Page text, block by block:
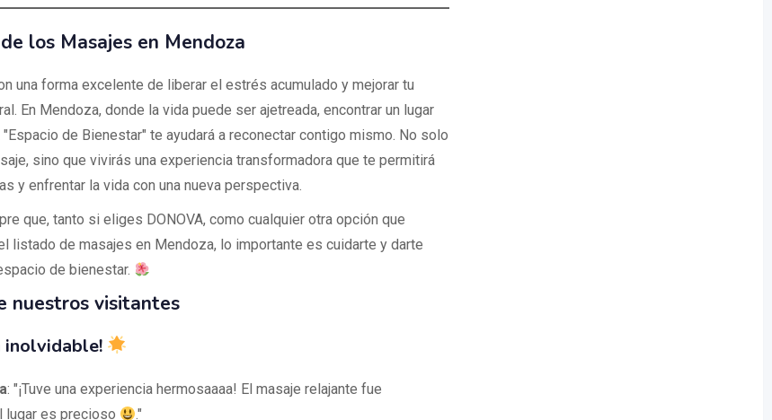
los Masajes en Mendoza
una forma excelente de liberar el estrés acumulado y mejorar tu
En Mendoza, donde la vida puede ser ajetreada, encontrar un lugar
"Espacio de Bienestar" te ayudará a reconectar contigo mismo. No solo
sino que vivirás una experiencia transformadora que te permitirá
y enfrentar la vida con una nueva perspectiva.
que, tanto si eliges DONOVA, como cualquier otra opción que
listado de masajes en Mendoza, lo importante es cuidarte y darte
de bienestar.
nuestros visitantes
inolvidable!
: "¡Tuve una experiencia hermosaaaa! El masaje relajante fue
lugar es precioso
."